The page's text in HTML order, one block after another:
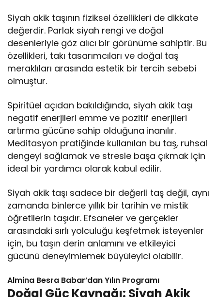
Siyah akik taşının fiziksel özellikleri de dikkate
değerdir. Parlak siyah rengi ve doğal
desenleriyle göz alıcı bir görünüme sahiptir. Bu
özellikleri, takı tasarımcıları ve doğal taş
meraklıları arasında estetik bir tercih sebebi
olmuştur.
Spiritüel açıdan bakıldığında, siyah akik taşı
negatif enerjileri emme ve pozitif enerjileri
artırma gücüne sahip olduğuna inanılır.
Meditasyon pratiğinde kullanılan bu taş, ruhsal
dengeyi sağlamak ve stresle başa çıkmak için
ideal bir yardımcı olarak kabul edilir.
Siyah akik taşı sadece bir değerli taş değil, aynı
zamanda binlerce yıllık bir tarihin ve mistik
öğretilerin taşıdır. Efsaneler ve gerçekler
arasındaki sırlı yolculuğu keşfetmek isteyenler
için, bu taşın derin anlamını ve etkileyici
gücünü deneyimlemek büyüleyici olabilir.
Almina Besra Babar’dan Yılın Programı
Doğal Güç Kaynağı: Siyah Akik